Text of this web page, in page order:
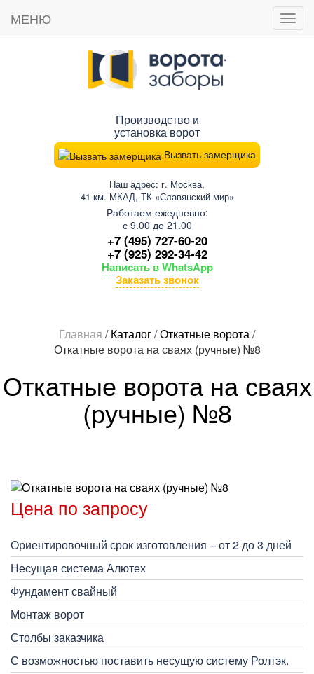
Производство и
установка ворот
Вызвать замерщика
Наш адрес: г. Москва,
41 км. МКАД, ТК «Славянский мир»
Работаем ежедневно:
с 9.00 до 21.00
+7 (495) 727-60-20
+7 (925) 292-34-42
Написать в WhatsApp
Заказать звонок
МЕНЮ
Главная /Каталог/Откатные ворота/
Откатные ворота на сваях (ручные) №8
Откатные ворота на сваях
(ручные) №8
Цена по запросу
Ориентировочный срок изготовления – от 2 до 3 дней
Несущая система Алютех
Фундамент свайный
Монтаж ворот
Столбы заказчика
С возможностью поставить несущую систему Ролтэк.